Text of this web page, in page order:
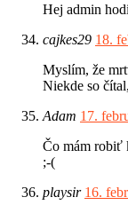
Hej admin
cajkes29 18.
Myslím, že
Niekde so
Adam 17.
Čo mám robiť
;-(
playsir 16.